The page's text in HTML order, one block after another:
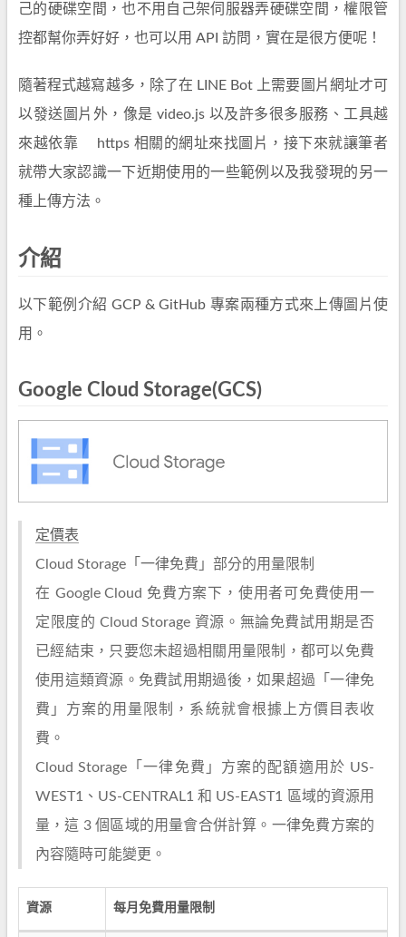
己的硬碟空間，也不用自己架伺服器弄硬碟空間，權限管
控都幫你弄好好，也可以用 API 訪問，實在是很方便呢！
隨著程式越寫越多，除了在 LINE Bot 上需要圖片網址才可
以發送圖片外，像是 video.js 以及許多很多服務、工具越
來越依靠 https 相關的網址來找圖片，接下來就讓筆者
就帶大家認識一下近期使用的一些範例以及我發現的另一
種上傳方法。
介紹
以下範例介紹 GCP & GitHub 專案兩種方式來上傳圖片使
用。
Google Cloud Storage(GCS)
定價表
Cloud Storage「一律免費」部分的用量限制
在 Google Cloud 免費方案下，使用者可免費使用一
定限度的 Cloud Storage 資源。無論免費試用期是否
已經結束，只要您未超過相關用量限制，都可以免費
使用這類資源。免費試用期過後，如果超過「一律免
費」方案的用量限制，系統就會根據上方價目表收
費。
Cloud Storage「一律免費」方案的配額適用於 US-
WEST1、US-CENTRAL1 和 US-EAST1 區域的資源用
量，這 3 個區域的用量會合併計算。一律免費方案的
內容隨時可能變更。
資源 每月免費用量限制